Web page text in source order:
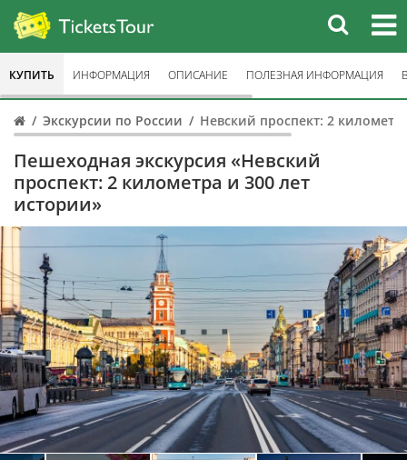
Экскурсии по России Невский проспект: 2
Пешеходная экскурсия «Невский
проспект: 2 километра и 300 лет
истории»
Автор: © Kseniia Zagrebaeva / Depositphotos
КУПИТЬ ИНФОРМАЦИЯ ОПИСАНИЕ ПОЛЕЗНАЯ ИНФОРМАЦИЯ